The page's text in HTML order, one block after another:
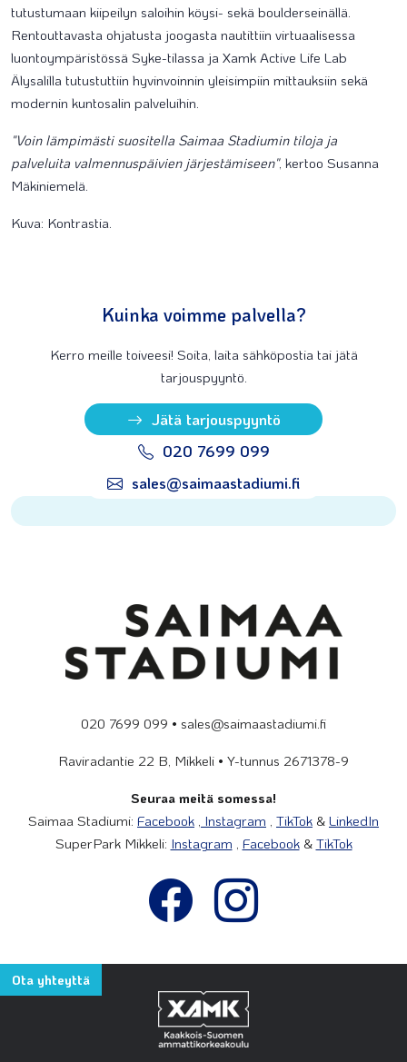
tutustumaan kiipeilyn saloihin köysi- sekä boulderseinällä.
Rentouttavasta ohjatusta joogasta nautittiin virtuaalisessa
luontoympäristössä Syke-tilassa ja Xamk Active Life Lab
Älysalilla tutustuttiin hyvinvoinnin yleisimpiin mittauksiin sekä
modernin kuntosalin palveluihin.
"Voin lämpimästi suositella Saimaa Stadiumin tiloja ja
palveluita valmennuspäivien järjestämiseen", kertoo Susanna
Mäkiniemelä.
Kuva: Kontrastia.
Kuinka voimme palvella?
Kerro meille toiveesi! Soita, laita sähköpostia tai jätä
tarjouspyyntö.
Jätä tarjouspyyntö
020 7699 099
sales@saimaastadiumi.fi
020 7699 099 • sales@saimaastadiumi.fi
Raviradantie 22 B, Mikkeli • Y-tunnus 2671378-9
Seuraa meitä somessa!
Saimaa Stadiumi: Facebook , Instagram , TikTok & LinkedIn
SuperPark Mikkeli: Instagram , Facebook& TikTok
Ota yhteyttä